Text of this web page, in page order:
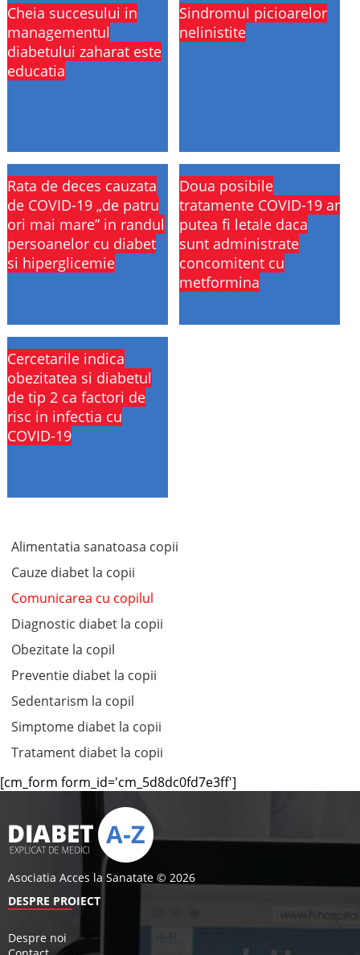
Cheia succesului in
managementul
diabetului zaharat este
educatia
Sindromul picioarelor
nelinistite
Rata de deces cauzata
de COVID-19 „de patru
ori mai mare” in randul
persoanelor cu diabet
si hiperglicemie
Doua posibile
tratamente COVID-19 ar
putea fi letale daca
sunt administrate
concomitent cu
metformina
Cercetarile indica
obezitatea si diabetul
de tip 2 ca factori de
risc in infectia cu
COVID-19
Alimentatia sanatoasa copii
Cauze diabet la copii
Comunicarea cu copilul
Diagnostic diabet la copii
Obezitate la copil
Preventie diabet la copii
Sedentarism la copil
Simptome diabet la copii
Tratament diabet la copii
[cm_form form_id='cm_5d8dc0fd7e3ff']
Asociatia Acces la Sanatate © 2026
DESPRE PROIECT
Despre noi